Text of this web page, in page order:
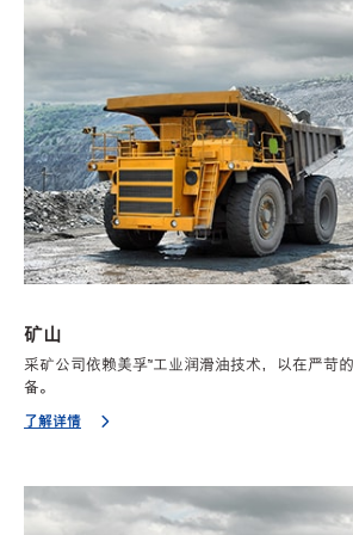
矿山
采矿公司依赖美孚™工业润滑油技术，以在严苛
备。
了解详情